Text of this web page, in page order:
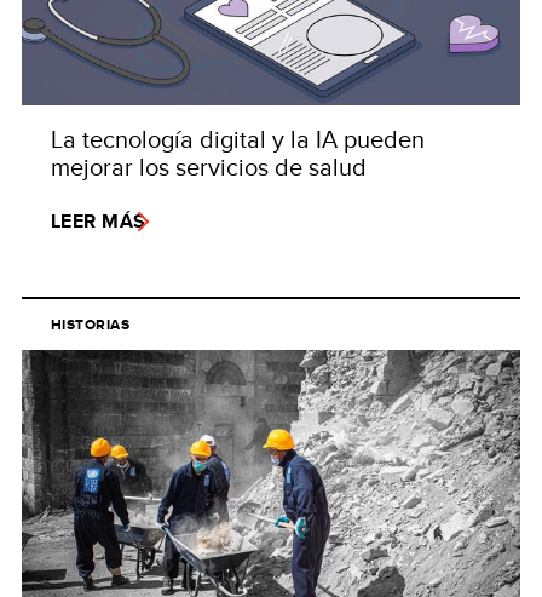
La tecnología digital y la IA pueden
mejorar los servicios de salud
LEER MÁS
HISTORIAS